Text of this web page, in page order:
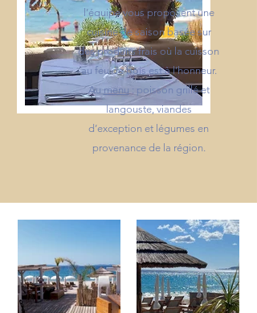
l’équipe vous proposent une
cuisine de saison basée sur
des produits frais où la cuisson
au feu de bois est à l’honneur.
Aumenu: poisson grillé et
langouste, viandes
d’exception et légumes en
provenance de la région.